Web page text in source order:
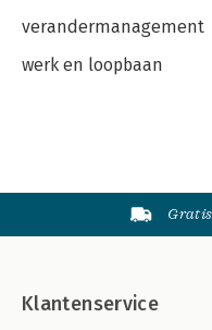
verandermanagement
werk en loopbaan
Klantenservice